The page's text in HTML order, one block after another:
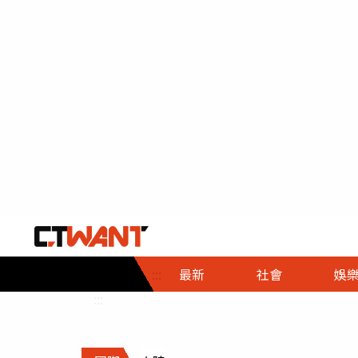
::: 最新 社會
社會首頁
時事
調查
娛樂
娛樂首頁
即時
財經首頁
熱線
政